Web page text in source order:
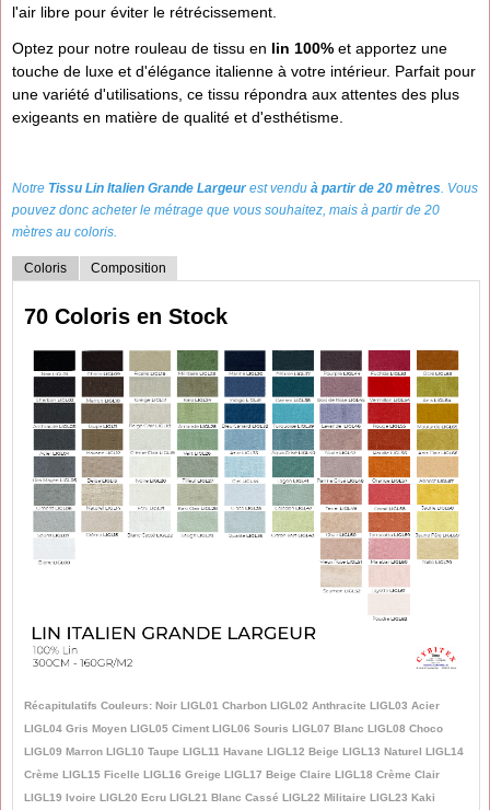
l'air libre pour éviter le rétrécissement.
Optez pour notre rouleau de tissu en lin 100% et apportez une
touche de luxe et d'élégance italienne à votre intérieur. Parfait pour
une variété d'utilisations, ce tissu répondra aux attentes des plus
exigeants en matière de qualité et d'esthétisme.
Notre Tissu Lin Italien Grande Largeurest vendu à partir de 20 mètres. Vous
pouvez donc acheter le métrage que vous souhaitez, mais à partir de 20
mètres au coloris.
Coloris Composition
70 Coloris en Stock
Récapitulatifs Couleurs: Noir LIGL01 Charbon LIGL02 Anthracite LIGL03 Acier
LIGL04 Gris Moyen LIGL05 Ciment LIGL06 Souris LIGL07 Blanc LIGL08 Choco
LIGL09 Marron LIGL10 Taupe LIGL11 Havane LIGL12 Beige LIGL13 Naturel LIGL14
Crème LIGL15 Ficelle LIGL16 Greige LIGL17 Beige Claire LIGL18 Crème Clair
LIGL19 Ivoire LIGL20 Ecru LIGL21 Blanc Cassé LIGL22 Militaire LIGL23 Kaki